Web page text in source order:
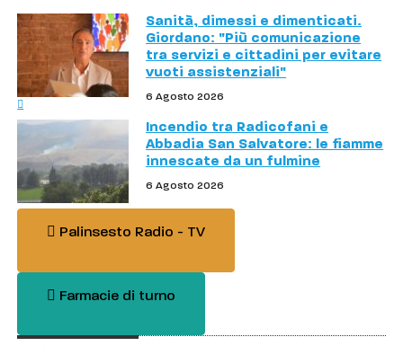
Sanità, dimessi e dimenticati.
Giordano: "Più comunicazione
tra servizi e cittadini per evitare
vuoti assistenziali"
6 Agosto 2026
Incendio tra Radicofani e
Abbadia San Salvatore: le fiamme
innescate da un fulmine
6 Agosto 2026
Palinsesto Radio - TV
Farmacie di turno